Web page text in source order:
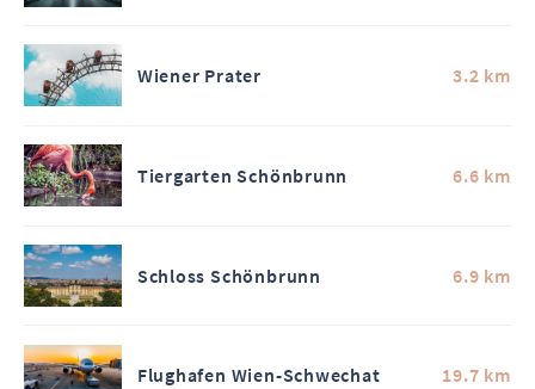
Wiener Prater 3.2 km
Tiergarten Schönbrunn 6.6 km
Schloss Schönbrunn 6.9 km
Flughafen Wien-Schwechat 19.7 km